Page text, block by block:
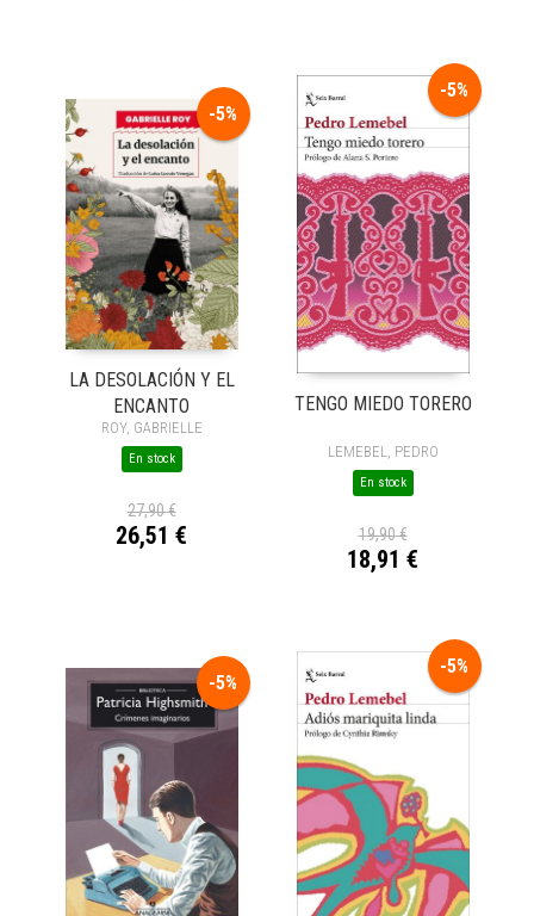
-5%
LA DESOLACIÓN Y EL
ENCANTO
ROY, GABRIELLE
En stock
27,90 €
26,51 €
-5%
TENGO MIEDO TORERO
LEMEBEL, PEDRO
En stock
19,90 €
18,91 €
-5%
-5%